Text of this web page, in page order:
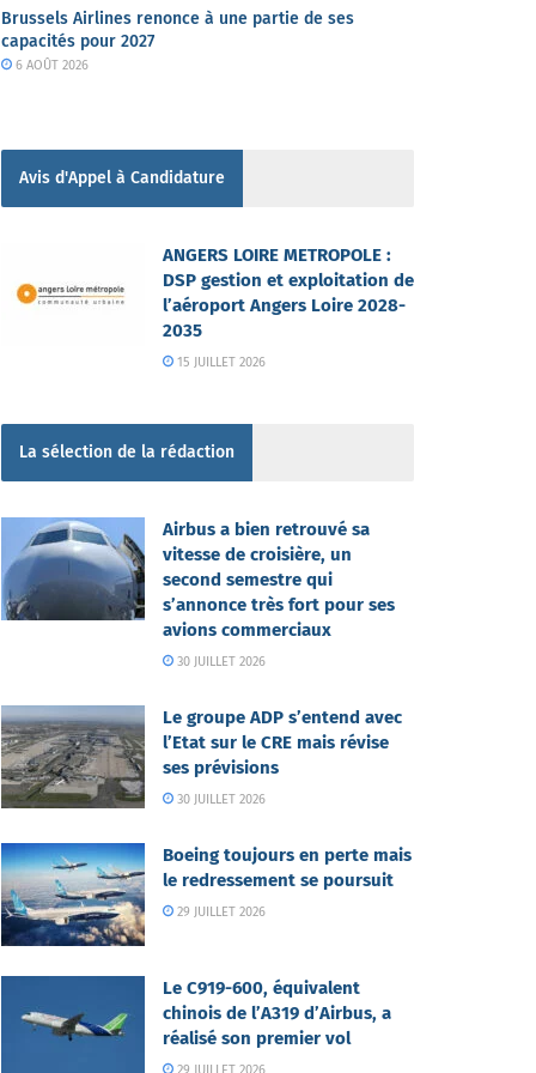
Brussels Airlines renonce à une partie de ses
capacités pour 2027
6 AOÛT 2026
Avis d'Appel à Candidature
ANGERS LOIRE METROPOLE :
DSP gestion et exploitation de
l’aéroport Angers Loire 2028-
2035
15 JUILLET 2026
La sélection de la rédaction
Airbus a bien retrouvé sa
vitesse de croisière, un
second semestre qui
s’annonce très fort pour ses
avions commerciaux
30 JUILLET 2026
Le groupe ADP s’entend avec
l’Etat sur le CRE mais révise
ses prévisions
30 JUILLET 2026
Boeing toujours en perte mais
le redressement se poursuit
29 JUILLET 2026
Le C919-600, équivalent
chinois de l’A319 d’Airbus, a
réalisé son premier vol
29 JUILLET 2026